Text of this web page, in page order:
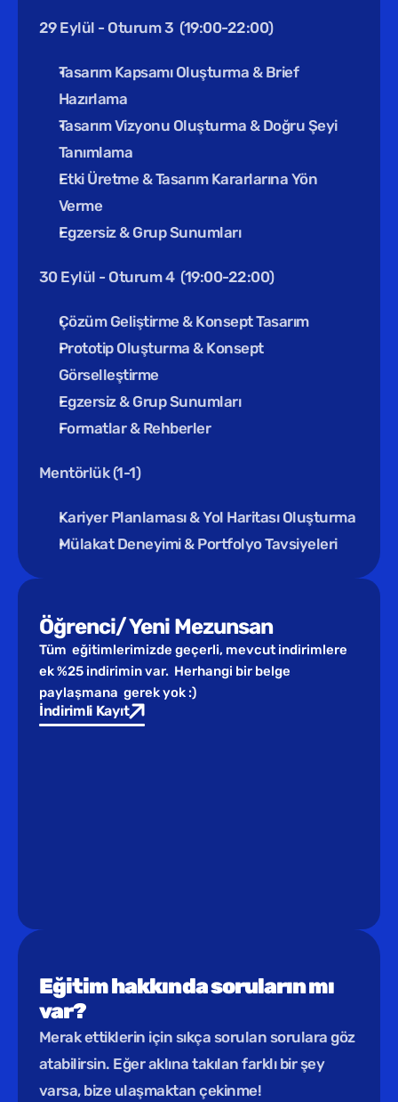
29 Eylül - Oturum 3  (19:00-22:00)
Tasarım Kapsamı Oluşturma & Brief
Hazırlama
Tasarım Vizyonu Oluşturma & Doğru Şeyi
Tanımlama
Etki Üretme & Tasarım Kararlarına Yön
Verme
Egzersiz & Grup Sunumları
30 Eylül - Oturum 4  (19:00-22:00)
Çözüm Geliştirme & Konsept Tasarım
Prototip Oluşturma & Konsept
Görselleştirme
Egzersiz & Grup Sunumları
Formatlar & Rehberler
Mentörlük (1-1)
Kariyer Planlaması & Yol Haritası Oluşturma
Mülakat Deneyimi & Portfolyo Tavsiyeleri
Öğrenci/ Yeni Mezunsan
Tüm  eğitimlerimizde geçerli, mevcut indirimlere
ek %25 indirimin var.  Herhangi bir belge
paylaşmana  gerek yok :)
İndirimli Kayıt
Eğitim hakkında soruların mı
var?
Merak ettiklerin için sıkça sorulan sorulara göz
atabilirsin. Eğer aklına takılan farklı bir şey
varsa, bize ulaşmaktan çekinme!